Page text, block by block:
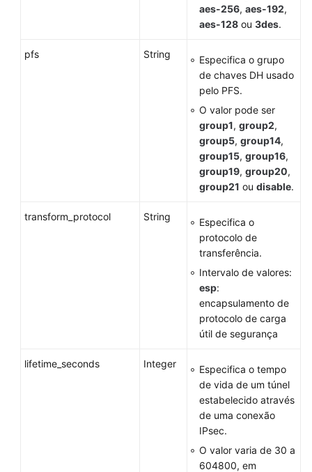
aes-256, aes-192,
aes-128 ou 3des.
pfs String
Especifica o grupo
de chaves DH usado
pelo PFS.
O valor pode ser
group1, group2,
group5, group14,
group15, group16,
group19, group20,
group21 ou disable.
transform_protocol String
Especifica o
protocolo de
transferência.
Intervalo de valores:
esp:
encapsulamento de
protocolo de carga
útil de segurança
lifetime_seconds Integer
Especifica o tempo
de vida de um túnel
estabelecido através
de uma conexão
IPsec.
O valor varia de 30 a
604800, em